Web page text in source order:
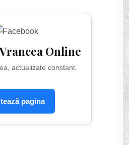
Online
actualizate constant.
pagina